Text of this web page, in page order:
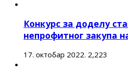
Конкурс за доделу
непрофитног закупа
17. октобар 2022. 2,223